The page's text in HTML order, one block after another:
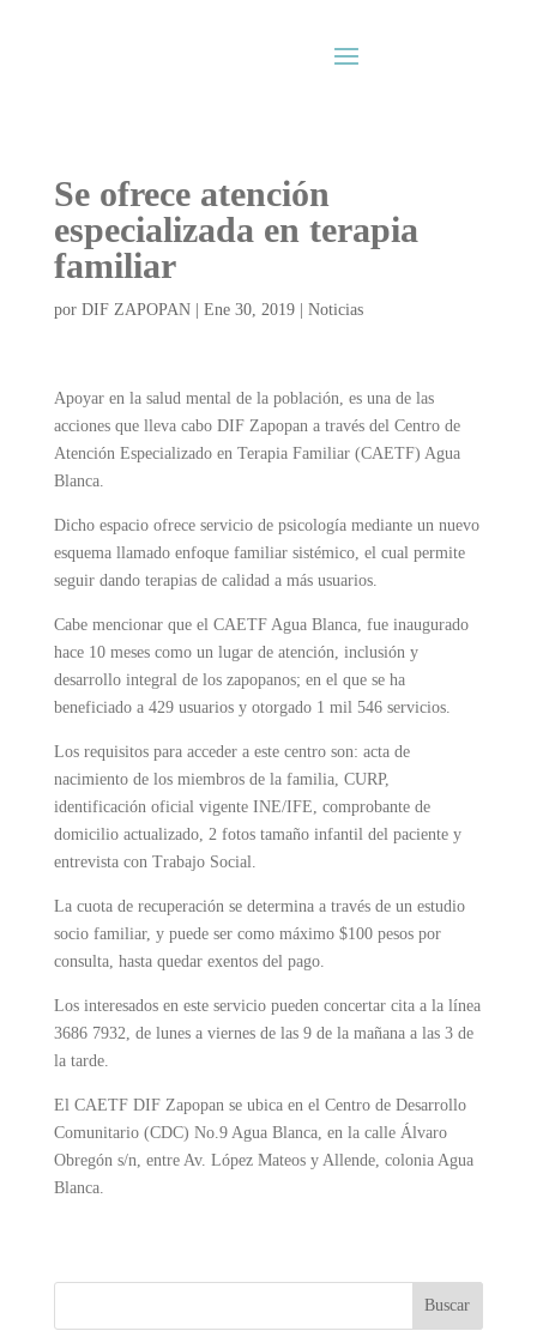
Se ofrece atención
especializada en terapia
familiar
por DIF ZAPOPAN| Ene 30, 2019| Noticias
Apoyar en la salud mental de la población, es una de las
acciones que lleva cabo DIF Zapopan a través del Centro de
Atención Especializado en Terapia Familiar (CAETF) Agua
Blanca.
Dicho espacio ofrece servicio de psicología mediante un nuevo
esquema llamado enfoque familiar sistémico, el cual permite
seguir dando terapias de calidad a más usuarios.
Cabe mencionar que el CAETF Agua Blanca, fue inaugurado
hace 10 meses como un lugar de atención, inclusión y
desarrollo integral de los zapopanos; en el que se ha
beneficiado a 429 usuarios y otorgado 1 mil 546 servicios.
Los requisitos para acceder a este centro son: acta de
nacimiento de los miembros de la familia, CURP,
identificación oficial vigente INE/IFE, comprobante de
domicilio actualizado, 2 fotos tamaño infantil del paciente y
entrevista con Trabajo Social.
La cuota de recuperación se determina a través de un estudio
socio familiar, y puede ser como máximo $100 pesos por
consulta, hasta quedar exentos del pago.
Los interesados en este servicio pueden concertar cita a la línea
3686 7932, de lunes a viernes de las 9 de la mañana a las 3 de
la tarde.
El CAETF DIF Zapopan se ubica en el Centro de Desarrollo
Comunitario (CDC) No.9 Agua Blanca, en la calle Álvaro
Obregón s/n, entre Av. López Mateos y Allende, colonia Agua
Blanca.
Buscar